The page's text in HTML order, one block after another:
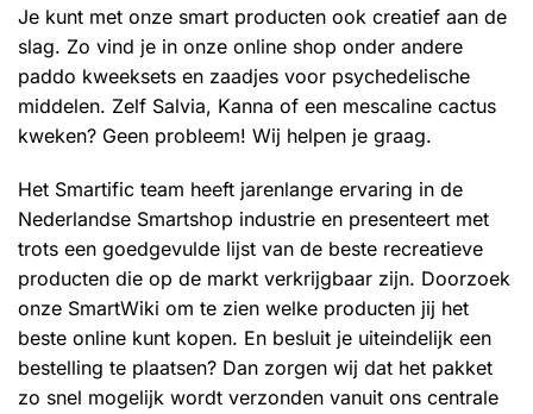
Je kunt met onze smart producten ook creatief aan de
slag. Zo vind je in onze online shop onder andere
paddo kweeksets en zaadjes voor psychedelische
middelen. Zelf Salvia, Kanna of een mescaline cactus
kweken? Geen probleem! Wij helpen je graag.
Het Smartific team heeft jarenlange ervaring in de
Nederlandse Smartshop industrie en presenteert met
trots een goedgevulde lijst van de beste recreatieve
producten die op de markt verkrijgbaar zijn. Doorzoek
onze SmartWiki om te zien welke producten jij het
beste online kunt kopen. En besluit je uiteindelijk een
bestelling te plaatsen? Dan zorgen wij dat het pakket
zo snel mogelijk wordt verzonden vanuit ons centrale